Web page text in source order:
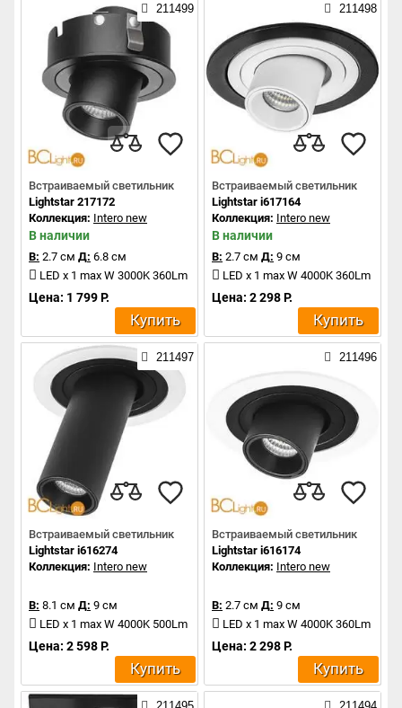
211499
Встраиваемый светильник
Lightstar 217172
Коллекция: Intero new
В наличии
В: 2.7 см Д: 6.8 см
LED x 1 max W 3000K 360Lm
Цена: 1 799 Р.
Купить
211498
Встраиваемый светильник
Lightstar i617164
Коллекция: Intero new
В наличии
В: 2.7 см Д: 9 см
LED x 1 max W 4000K 360Lm
Цена: 2 298 Р.
Купить
211497
Встраиваемый светильник
Lightstar i616274
Коллекция: Intero new
В: 8.1 см Д: 9 см
LED x 1 max W 4000K 500Lm
Цена: 2 598 Р.
Купить
211496
Встраиваемый светильник
Lightstar i616174
Коллекция: Intero new
В: 2.7 см Д: 9 см
LED x 1 max W 4000K 360Lm
Цена: 2 298 Р.
Купить